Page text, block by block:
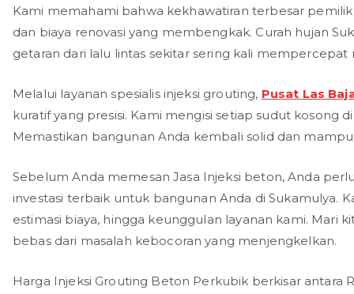
Kami memahami bahwa kekhawatiran terbesar
dan biaya renovasi yang membengkak. Curah hujan
getaran dari lalu lintas sekitar sering kali
Melalui layanan spesialis injeksi grouting, Pusat Las
kuratif yang presisi. Kami mengisi setiap sudut
Memastikan bangunan Anda kembali solid dan
Sebelum Anda memesan Jasa Injeksi beton, Anda
investasi terbaik untuk bangunan Anda di Sukamulya.
estimasi biaya, hingga keunggulan layanan kami. Mari
bebas dari masalah kebocoran yang menjengkelkan.
Harga Injeksi Grouting Beton Perkubik berkisar antara